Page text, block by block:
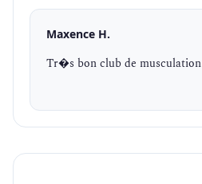
Maxence H.
Tr�s bon club de musculation